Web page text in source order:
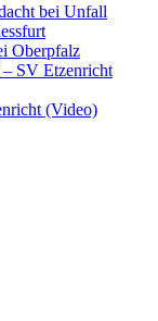
bei Unfall
Oberpfalz
SV Etzenricht
(Video)